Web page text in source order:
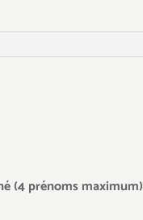
(4 prénoms maximum)